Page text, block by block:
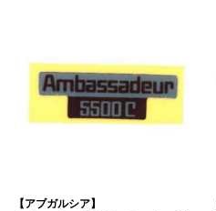
【アブガルシア】